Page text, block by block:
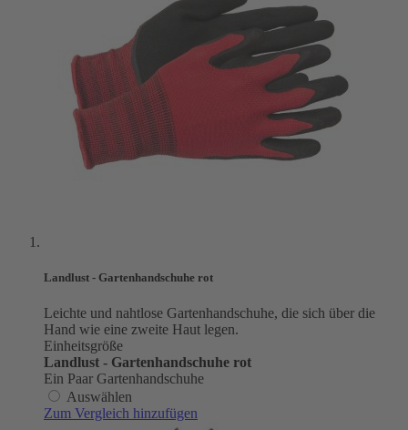
Landlust - Gartenhandschuhe rot
Leichte und nahtlose Gartenhandschuhe, die sich über die
Hand wie eine zweite Haut legen.
Einheitsgröße
Landlust - Gartenhandschuhe rot
Ein Paar Gartenhandschuhe
Auswählen
Zum Vergleich hinzufügen